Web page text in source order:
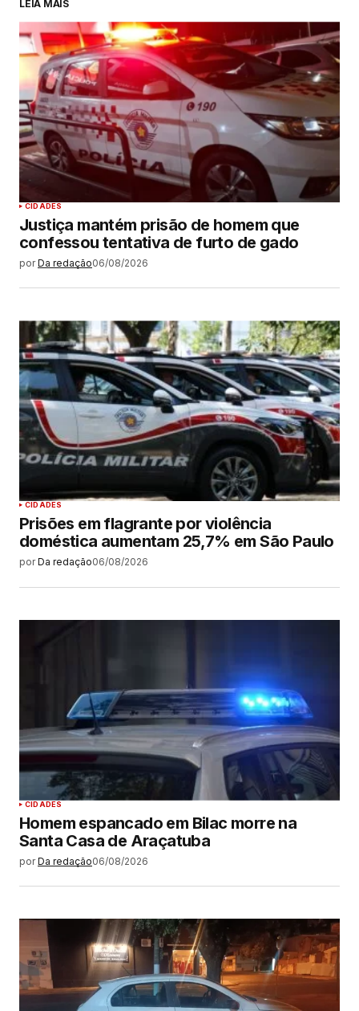
LEIA MAIS
CIDADES
Justiça mantém prisão de homem que
confessou tentativa de furto de gado
por Da redação06/08/2026
CIDADES
Prisões em flagrante por violência
doméstica aumentam 25,7% em São Paulo
por Da redação06/08/2026
CIDADES
Homem espancado em Bilac morre na
Santa Casa de Araçatuba
por Da redação06/08/2026